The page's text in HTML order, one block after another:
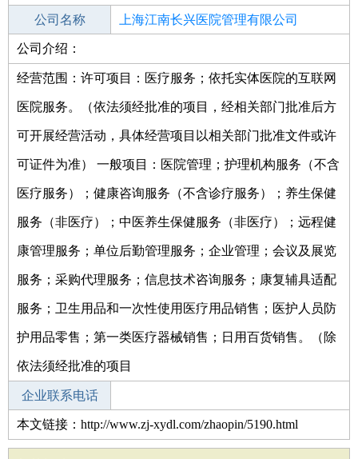
公司名称 上海江南长兴医院管理有限公司
公司类型
公司介绍：
经营范围：许可项目：医疗服务；依托实体医院的互联网
医院服务。（依法须经批准的项目，经相关部门批准后方
可开展经营活动，具体经营项目以相关部门批准文件或许
可证件为准） 一般项目：医院管理；护理机构服务（不含
医疗服务）；健康咨询服务（不含诊疗服务）；养生保健
服务（非医疗）；中医养生保健服务（非医疗）；远程健
康管理服务；单位后勤管理服务；企业管理；会议及展览
服务；采购代理服务；信息技术咨询服务；康复辅具适配
服务；卫生用品和一次性使用医疗用品销售；医护人员防
护用品零售；第一类医疗器械销售；日用百货销售。（除
依法须经批准的项目
企业联系电话
本文链接：http://www.zj-xydl.com/zhaopin/5190.html